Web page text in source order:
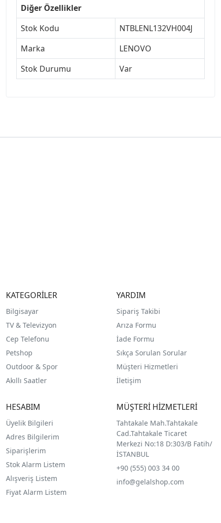
Diğer Özellikler
Stok Kodu
NTBLENL132VH004J
Marka
LENOVO
Stok Durumu
Var
KATEGORİLER
Bilgisayar
TV & Televizyon
Cep Telefonu
Petshop
Outdoor & Spor
Akıllı Saatler
YARDIM
Sipariş Takibi
Arıza Formu
İade Formu
Sıkça Sorulan Sorular
Müşteri Hizmetleri
İletişim
HESABIM
Üyelik Bilgileri
Adres Bilgilerim
Siparişlerim
Stok Alarm Listem
Alışveriş Listem
Fiyat Alarm Listem
MÜŞTERİ HİZMETLERİ
Tahtakale Mah.Tahtakale
Cad.Tahtakale Ticaret
Merkezi No:18 D:303/B Fatih/
İSTANBUL
+90 (555) 003 34 00
info@gelalshop.com